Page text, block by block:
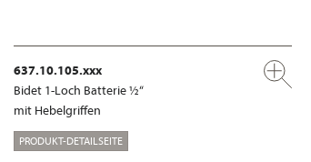
637.10.105.xxx
Bidet 1-Loch Batterie ½“
mit Hebelgriffen
PRODUKT-DETAILSEITE